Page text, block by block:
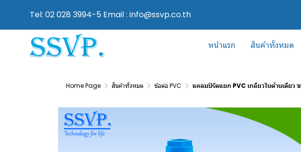
Tel: 02 028 3994-5 Email : info@ssvp.co.th
หน้าแรก สินค้าทั้งหมด
Home Page สินค้าทั้งหมด ข้อต่อ PVC แคลมป์รัดแยก PVC เกลียวในด้านเดียว